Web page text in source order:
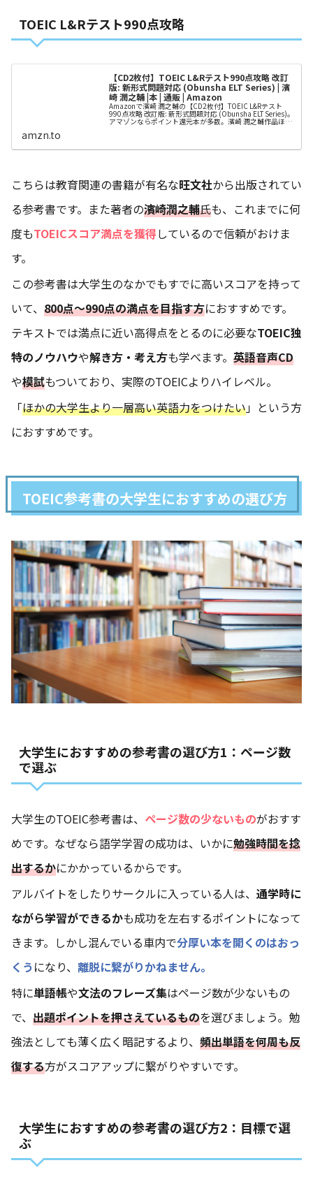
TOEIC L&Rテスト990点攻略
【CD2枚付】TOEIC L&Rテスト990点攻略 改訂
版: 新形式問題対応 (Obunsha ELT Series) | 濱
崎 潤之輔 |本 | 通販 | Amazon
Amazonで濱崎 潤之輔の【CD2枚付】TOEIC L&Rテスト
990点攻略 改訂版: 新形式問題対応 (Obunsha ELT Series)。
アマゾンならポイント還元本が多数。濱崎 潤之輔作品ほ
amzn.to
こちらは教育関連の書籍が有名な旺文社から出版されてい
る参考書です。また著者の濱崎潤之輔氏も、これまでに何
度もTOEICスコア満点を獲得しているので信頼がおけま
す。
この参考書は大学生のなかでもすでに高いスコアを持って
いて、 800点～990点の満点を目指す方におすすめです。
テキストでは満点に近い高得点をとるのに必要なTOEIC独
特のノウハウや解き方・考え方も学べます。 英語音声CD
や模試もついており、実際のTOEICよりハイレベル。
「ほかの大学生より一層高い英語力をつけたい」という方
におすすめです。
TOEIC参考書の大学生におすすめの選び方
大学生におすすめの参考書の選び方1：ページ数
で選ぶ
大学生のTOEIC参考書は、 ページ数の少ないものがおすす
めです。なぜなら語学学習の成功は、いかに勉強時間を捻
出するかにかかっているからです。
アルバイトをしたりサークルに入っている人は、 通学時に
ながら学習ができるかも成功を左右するポイントになって
きます。しかし混んでいる車内で分厚い本を開くのはおっ
くう になり、 離脱に繋がりかねません。
特に単語帳や文法のフレーズ集はページ数が少ないもの
で、 出題ポイントを押さえているものを選びましょう。勉
強法としても薄く広く暗記するより、 頻出単語を何周も反
復する方がスコアアップに繋がりやすいです。
大学生におすすめの参考書の選び方2：目標で選
ぶ